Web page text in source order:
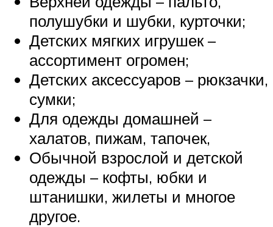
полушубки и шубки, курточки;
Детских мягких игрушек –
ассортимент огромен;
Детских аксессуаров – рюкзачки,
сумки;
Для одежды домашней –
халатов, пижам, тапочек,
Обычной взрослой и детской
одежды – кофты, юбки и
штанишки, жилеты и многое
другое.